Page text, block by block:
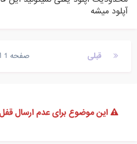
آپلود میشه
قبلی صفحه 1 از 2
این موضوع برای عدم ارسال